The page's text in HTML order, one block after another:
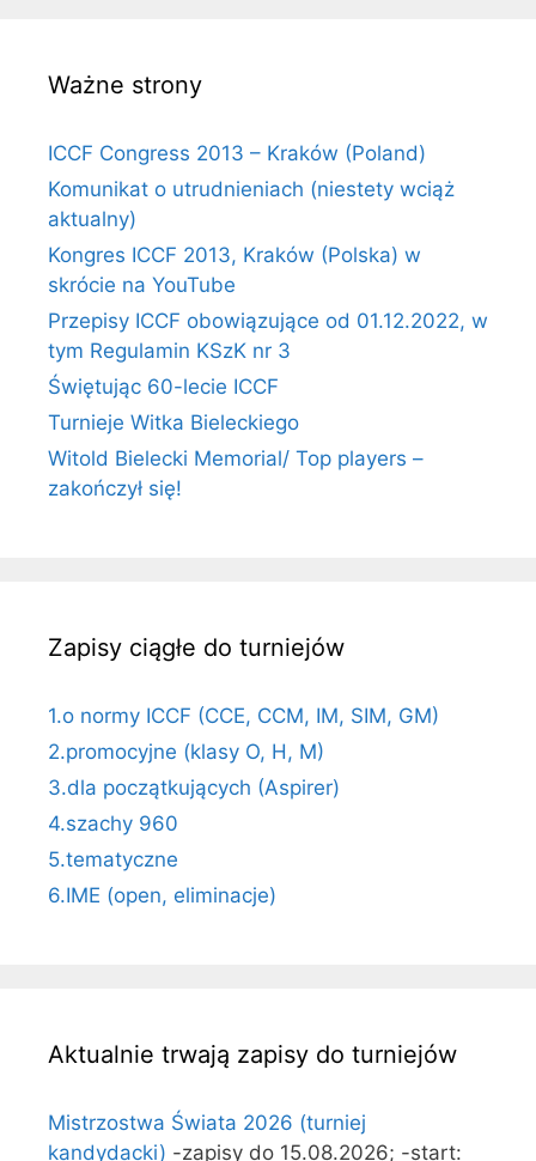
Ważne strony
ICCF Congress 2013 – Kraków (Poland)
Komunikat o utrudnieniach (niestety wciąż
aktualny)
Kongres ICCF 2013, Kraków (Polska) w
skrócie na YouTube
Przepisy ICCF obowiązujące od 01.12.2022, w
tym Regulamin KSzK nr 3
Świętując 60-lecie ICCF
Turnieje Witka Bieleckiego
Witold Bielecki Memorial/ Top players –
zakończył się!
Zapisy ciągłe do turniejów
1.o normy ICCF (CCE, CCM, IM, SIM, GM)
2.promocyjne (klasy O, H, M)
3.dla początkujących (Aspirer)
4.szachy 960
5.tematyczne
6.IME (open, eliminacje)
Aktualnie trwają zapisy do turniejów
Mistrzostwa Świata 2026 (turniej
kandydacki) -zapisy do 15.08.2026; -start: